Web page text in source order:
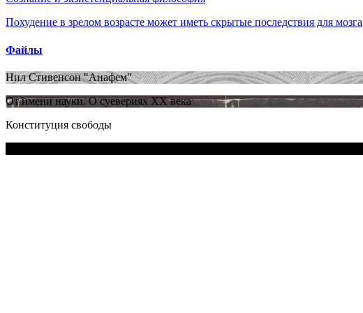
Похудение в зрелом возрасте может иметь скрытые последствия для мозга
Файлы
Нил Стивенсон "Анафем"
От имени науки. О суевериях XX века
Конституция свободы